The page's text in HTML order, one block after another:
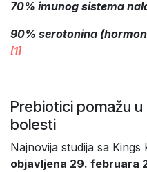
70% imunog sistema
90% serotonina
[1]
Prebiotici pomažu
bolesti
Najnovija studija sa
objavljena 29. februara